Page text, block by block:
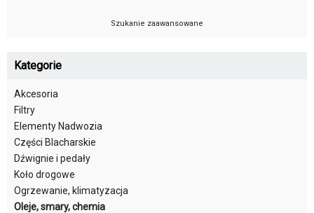
Szukanie zaawansowane
Kategorie
Akcesoria
Filtry
Elementy Nadwozia
Części Blacharskie
Dźwignie i pedały
Koło drogowe
Ogrzewanie, klimatyzacja
Oleje, smary, chemia